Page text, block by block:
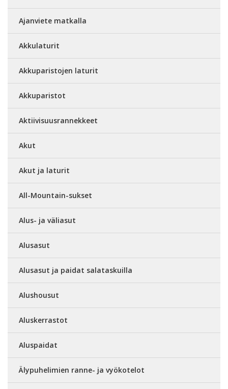
Ajanviete matkalla
Akkulaturit
Akkuparistojen laturit
Akkuparistot
Aktiivisuusrannekkeet
Akut
Akut ja laturit
All-Mountain-sukset
Alus- ja väliasut
Alusasut
Alusasut ja paidat salataskuilla
Alushousut
Aluskerrastot
Aluspaidat
Älypuhelimien ranne- ja vyökotelot